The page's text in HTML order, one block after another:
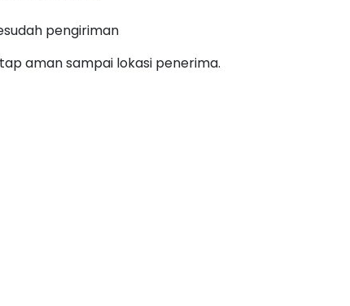
pengiriman
aman sampai lokasi penerima.